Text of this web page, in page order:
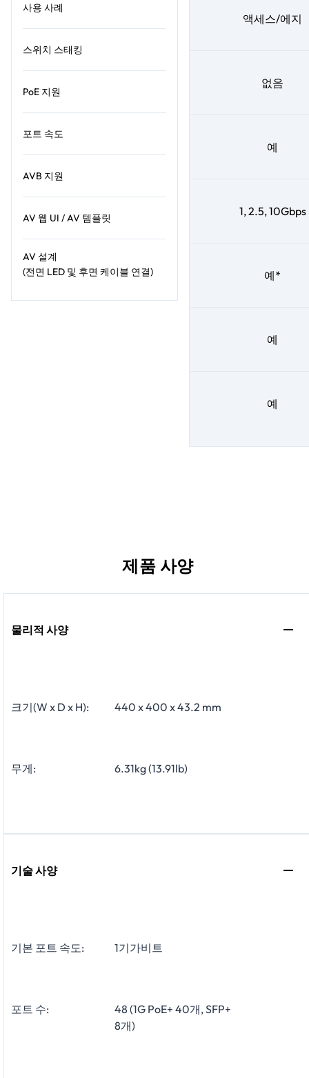
사용 사례
스위치 스태킹
PoE 지원
포트 속도
AVB 지원
AV 웹 UI / AV 템플릿
AV 설계
(전면 LED 및 후면 케이블 연결)
액세스/에지
없음
예
1, 2.5, 10Gbps
예*
예
예
제품 사양
물리적 사양
크기(W x D x H): 440 x 400 x 43.2 mm
무게: 6.31kg (13.91lb)
기술 사양
기본 포트 속도: 1기가비트
포트 수:
48 (1G PoE+ 40개, SFP+
8개)